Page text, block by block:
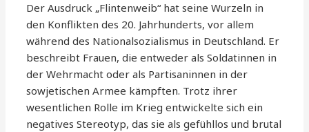
Der Ausdruck „Flintenweib“ hat seine Wurzeln in
den Konflikten des 20. Jahrhunderts, vor allem
während des Nationalsozialismus in Deutschland. Er
beschreibt Frauen, die entweder als Soldatinnen in
der Wehrmacht oder als Partisaninnen in der
sowjetischen Armee kämpften. Trotz ihrer
wesentlichen Rolle im Krieg entwickelte sich ein
negatives Stereotyp, das sie als gefühllos und brutal